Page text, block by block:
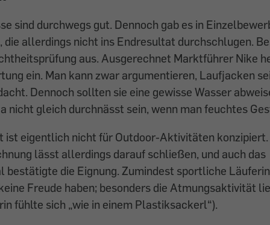
sind durchwegs gut. Dennoch gab es in
allerdings nicht ins Endresultat durchschlugen.
aus. Ausgerechnet Marktführer Nike
ein. Man kann zwar argumentieren, Laufjacken
Dennoch sollten sie eine gewisse Wasser
nicht gleich durchnässt sein, wenn man feuchtes
ist eigentlich nicht für Outdoor-Aktivitäten konzipiert.
lässt allerdings darauf schließen, und auch das
bestätigte die Eignung. Zumindest sportliche
Freude haben; besonders die Atmungsaktivität
fühlte sich „wie in einem Plastiksackerl“).